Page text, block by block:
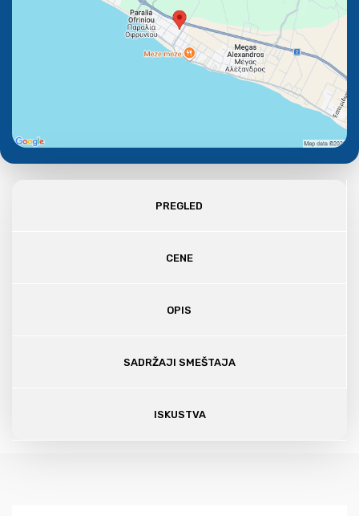
PREGLED
CENE
OPIS
SADRŽAJI SMEŠTAJA
ISKUSTVA